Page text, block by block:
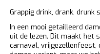
Grappig drink, drank, drunk
In een mooi getailleerd
uit de lezen. Dit maakt het
carnaval, vrijgezellenfeest,